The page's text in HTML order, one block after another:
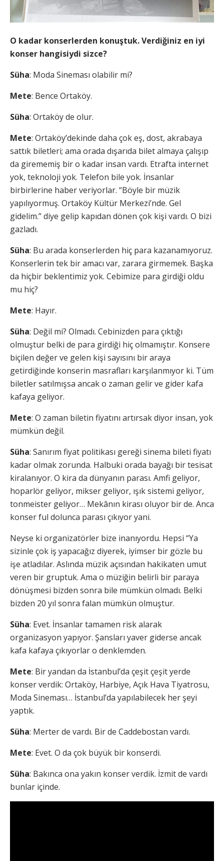
O kadar konserlerden konuştuk. Verdiğiniz en iyi
konser hangisiydi sizce?
Süha: Moda Sineması olabilir mi?
Mete: Bence Ortaköy.
Süha: Ortaköy de olur.
Mete: Ortaköy’dekinde daha çok eş, dost, akrabaya
sattık biletleri; ama orada dışarıda bilet almaya çalışıp
da girememiş bir o kadar insan vardı. Etrafta internet
yok, teknoloji yok. Telefon bile yok. İnsanlar
birbirlerine haber veriyorlar. “Böyle bir müzik
yapılıyormuş. Ortaköy Kültür Merkezi’nde. Gel
gidelim.” diye gelip kapıdan dönen çok kişi vardı. O bizi
gazladı.
Süha: Bu arada konserlerden hiç para kazanamıyoruz.
Konserlerin tek bir amacı var, zarara girmemek. Başka
da hiçbir beklentimiz yok. Cebimize para girdiği oldu
mu hiç?
Mete: Hayır.
Süha: Değil mi? Olmadı. Cebinizden para çıktığı
olmuştur belki de para girdiği hiç olmamıştır. Konsere
biçilen değer ve gelen kişi sayısını bir araya
getirdiğinde konserin masrafları karşılanmıyor ki. Tüm
biletler satılmışsa ancak o zaman gelir ve gider kafa
kafaya geliyor.
Mete: O zaman biletin fiyatını artırsak diyor insan, yok
mümkün değil.
Süha: Sanırım fiyat politikası gereği sinema bileti fiyatı
kadar olmak zorunda. Halbuki orada bayağı bir tesisat
kiralanıyor. O kira da dünyanın parası. Amfi geliyor,
hoparlör geliyor, mikser geliyor, ışık sistemi geliyor,
tonmeister geliyor… Mekânın kirası oluyor bir de. Anca
konser ful dolunca parası çıkıyor yani.
Neyse ki organizatörler bize inanıyordu. Hepsi “Ya
sizinle çok iş yapacağız diyerek, iyimser bir gözle bu
işe atladılar. Aslında müzik açısından hakikaten umut
veren bir gruptuk. Ama o müziğin belirli bir paraya
dönüşmesi bizden sonra bile mümkün olmadı. Belki
bizden 20 yıl sonra falan mümkün olmuştur.
Süha: Evet. İnsanlar tamamen risk alarak
organizasyon yapıyor. Şansları yaver giderse ancak
kafa kafaya çıkıyorlar o denklemden.
Mete: Bir yandan da İstanbul’da çeşit çeşit yerde
konser verdik: Ortaköy, Harbiye, Açık Hava Tiyatrosu,
Moda Sineması… İstanbul’da yapılabilecek her şeyi
yaptık.
Süha: Merter de vardı. Bir de Caddebostan vardı.
Mete: Evet. O da çok büyük bir konserdi.
Süha: Bakınca ona yakın konser verdik. İzmit de vardı
bunlar içinde.